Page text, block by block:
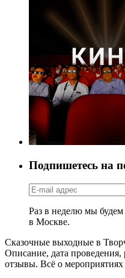
Подпишетесь на
Раз в неделю мы
в Москве.
Сказочные выходные в
Описание, дата
отзывы. Всё о